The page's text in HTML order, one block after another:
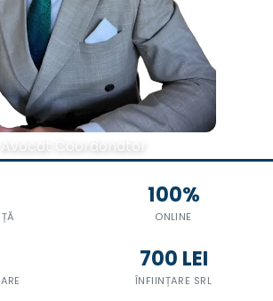
Avocat Coordonator
100%
ONLINE
700 LEI
ÎNFIINȚARE SRL